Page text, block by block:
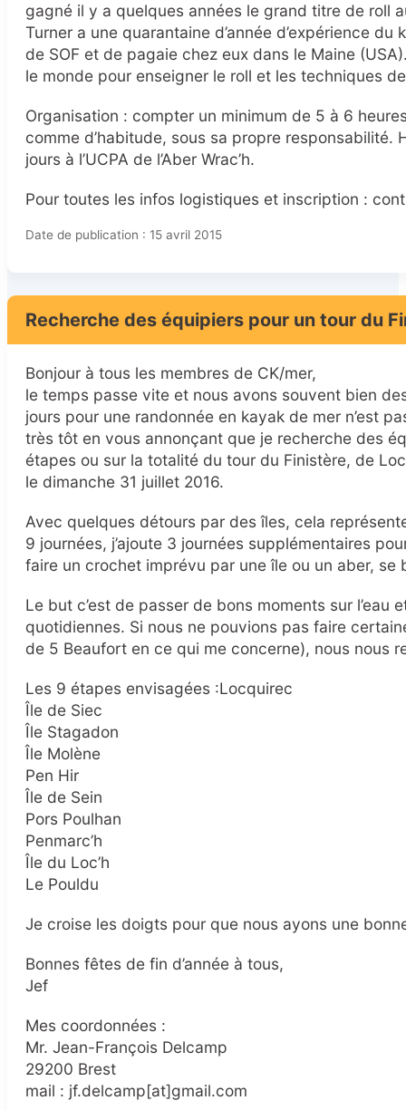
gagné il y a quelques années le grand titre de roll
Turner a une quarantaine d’année d’expérience
de SOF et de pagaie chez eux dans le Maine
le monde pour enseigner le roll et les techniques
Organisation : compter un minimum de 5 à 6
comme d’habitude, sous sa propre
jours à l’UCPA de l’Aber Wrac’h.
Pour toutes les infos logistiques et inscription :
Date de publication : 15 avril 2015
Recherche des équipiers pour un tour du
Bonjour à tous les membres de CK/mer,
le temps passe vite et nous avons souvent bien
jours pour une randonnée en kayak de mer n’est
très tôt en vous annonçant que je recherche des
étapes ou sur la totalité du tour du Finistère, de
le dimanche 31 juillet 2016.
Avec quelques détours par des îles, cela
9 journées, j’ajoute 3 journées supplémentaires
faire un crochet imprévu par une île ou un aber, se
Le but c’est de passer de bons moments sur
quotidiennes. Si nous ne pouvions pas faire
de 5 Beaufort en ce qui me concerne), nous nous
Les 9 étapes envisagées :Locquirec
Île de Siec
Île Stagadon
Île Molène
Pen Hir
Île de Sein
Pors Poulhan
Penmarc’h
Île du Loc’h
Le Pouldu
Je croise les doigts pour que nous ayons une
Bonnes fêtes de fin d’année à tous,
Jef
Mes coordonnées :
Mr. Jean-François Delcamp
29200 Brest
mail : jf.delcamp[at]gmail.com